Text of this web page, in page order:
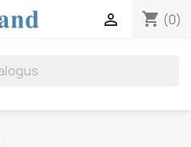
shopping_cart (0)
